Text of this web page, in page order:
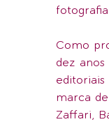
Como
dez
editoriais
marca
Zaffari,